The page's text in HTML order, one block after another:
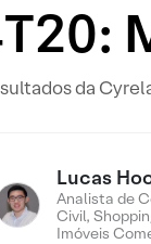
da
Lucas
Analista de
Civil,
Imóveis